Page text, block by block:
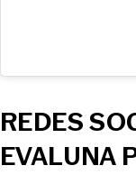
REDES
EVALUNA